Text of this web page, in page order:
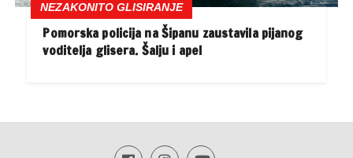
NEZAKONITO GLISIRANJE
Pomorska policija na Šipanu zaustavila pijanog
voditelja glisera. Šalju i apel